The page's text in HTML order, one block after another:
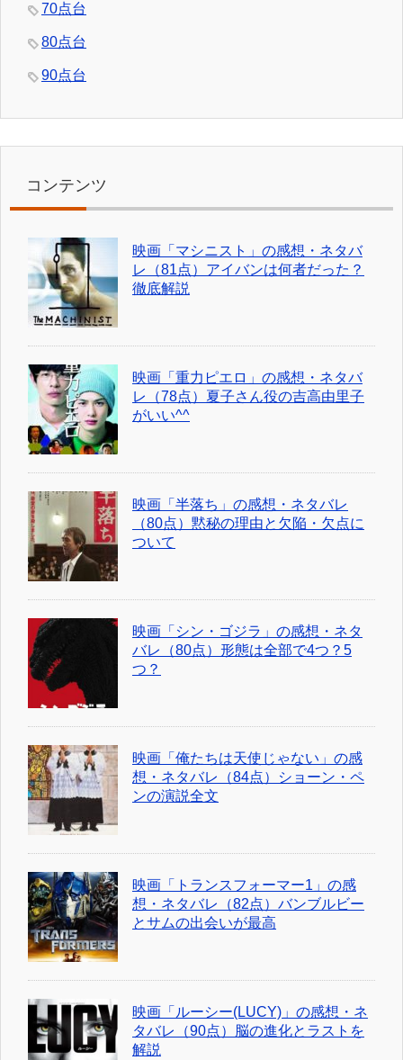
70点台
80点台
90点台
コンテンツ
映画「マシニスト」の感想・ネタバ
レ（81点）アイバンは何者だった？
徹底解説
映画「重力ピエロ」の感想・ネタバ
レ（78点）夏子さん役の吉高由里子
がいい^^
映画「半落ち」の感想・ネタバレ
（80点）黙秘の理由と欠陥・欠点に
ついて
映画「シン・ゴジラ」の感想・ネタ
バレ（80点）形態は全部で4つ？5
つ？
映画「俺たちは天使じゃない」の感
想・ネタバレ（84点）ショーン・ペ
ンの演説全文
映画「トランスフォーマー1」の感
想・ネタバレ（82点）バンブルビー
とサムの出会いが最高
映画「ルーシー(LUCY)」の感想・ネ
タバレ（90点）脳の進化とラストを
解説